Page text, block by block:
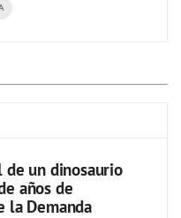
de un dinosaurio
años de
la Demanda